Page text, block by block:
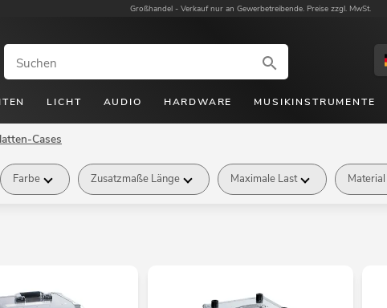
Großhandel - Verkauf nur an Gewerbetreibende. Preise zzgl. MwSt.
LICHT AUDIO HARDWARE MUSIKINSTRUMENTE
Cases
Farbe Zusatzmaße Länge Maximale Last Material